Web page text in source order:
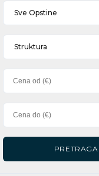
Sve Opstine
Struktura